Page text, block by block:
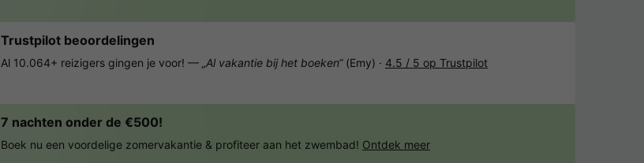
Trustpilot beoordelingen
Al 10.064+ reizigers gingen je voor! — „Al vakantie bij het boeken“(Emy) · 4.5 / 5 op Trustpilot
7 nachten onder de €500!
Boek nu een voordelige zomervakantie & profiteer aan het zwembad! Ontdek meer